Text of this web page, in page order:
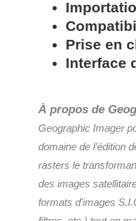
Prise en
Interface
À propos de
Geographic Imager
domaine de l’édition
rasters le
des images
formats d'images